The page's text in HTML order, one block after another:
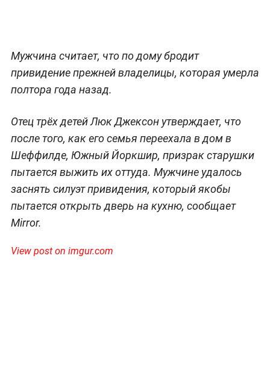
Мужчина считает, что по дому бродит
привидение прежней владелицы, которая умерла
полтора года назад.
Отец трёх детей Люк Джексон утверждает, что
после того, как его семья переехала в дом в
Шеффилде, Южный Йоркшир, призрак старушки
пытается выжить их оттуда. Мужчине удалось
заснять силуэт привидения, который якобы
пытается открыть дверь на кухню, сообщает
Mirror.
View post on imgur.com